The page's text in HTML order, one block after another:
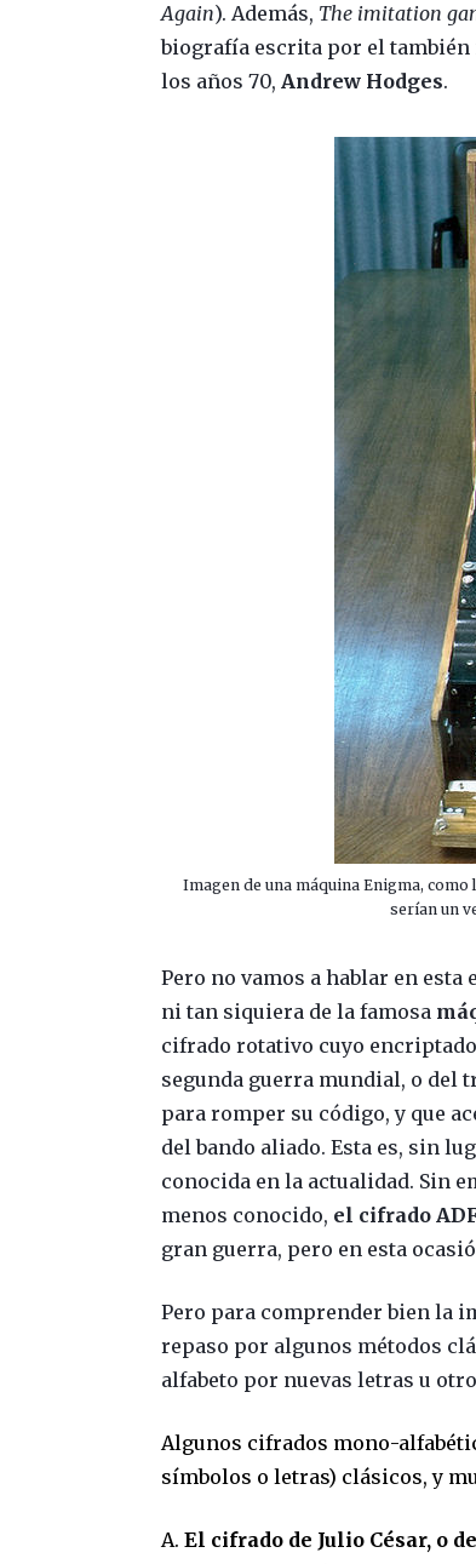
Again). Además, The imitation
biografía escrita por el
los años 70,Andrew Hodges.
Imagen de una máquina Enigma,
serían un
Pero no vamos a hablar en
ni tan siquiera de la famosa
cifrado rotativo cuyo
segunda guerra mundial, o del
para romper su código, y que
del bando aliado. Esta es, sin
conocida en la actualidad. Sin
menos conocido, el cifrado
gran guerra, pero en esta
Pero para comprender bien la
repaso por algunos métodos
alfabeto por nuevas letras u
Algunos cifrados mono-
símbolos o letras) clásicos, y
A.El cifrado de Julio César, o